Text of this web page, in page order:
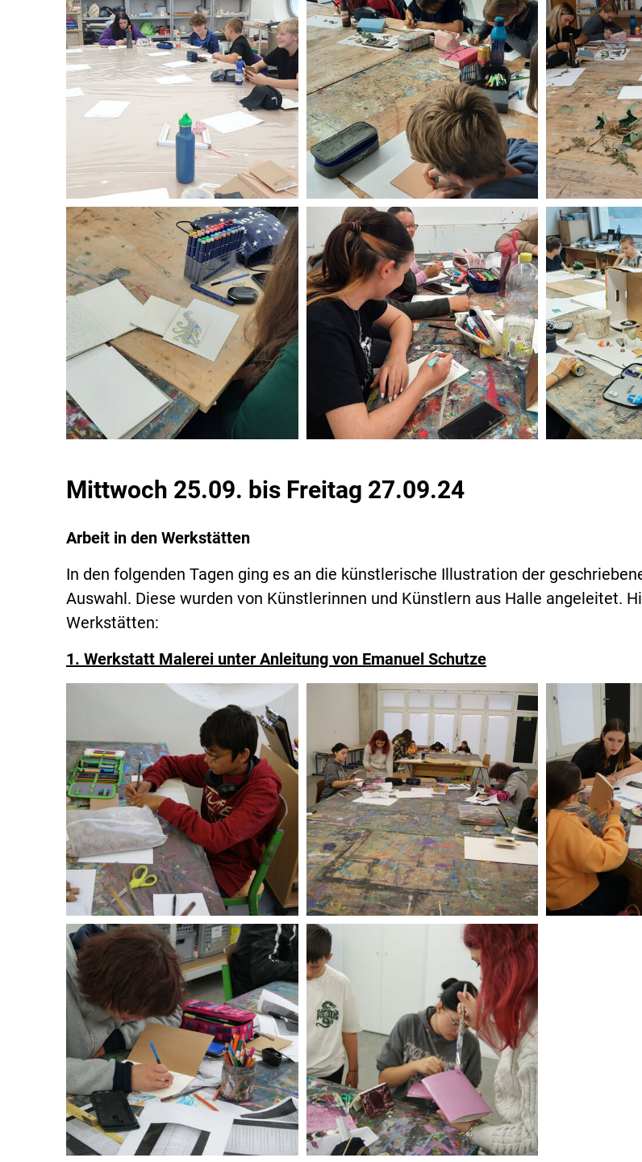
Mittwoch 25.09. bis Freitag 27.09.24
Arbeit in den Werkstätten
In den folgenden Tagen ging es an die künstlerische Illustration der
Auswahl. Diese wurden von Künstlerinnen und Künstlern aus Halle angeleitet.
Werkstätten:
1. Werkstatt Malerei unter Anleitung von Emanuel Schutze